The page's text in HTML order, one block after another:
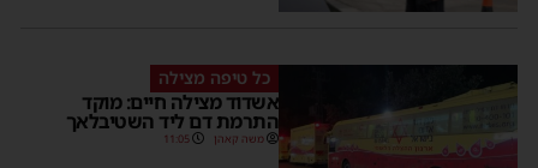
כל טיפה מצילה
אשדוד מצילה חיים: מוקד
התרמת דם ליד השטיבלאך
משה קאהן 11:05